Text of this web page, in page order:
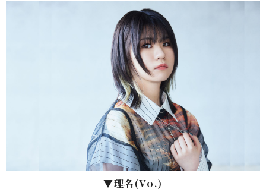
▼理名(Vo.)